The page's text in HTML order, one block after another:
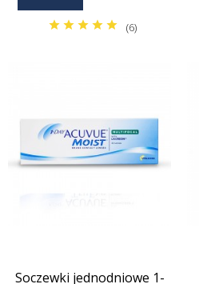
(6)
Soczewki jednodniowe 1-